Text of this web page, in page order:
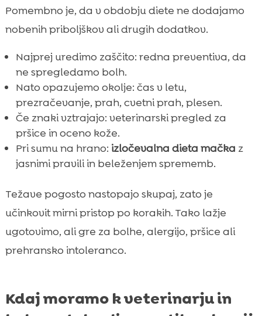
Pomembno je, da v obdobju diete ne dodajamo
nobenih priboljškov ali drugih dodatkov.
Najprej uredimo zaščito: redna preventiva, da
ne spregledamo bolh.
Nato opazujemo okolje: čas v letu,
prezračevanje, prah, cvetni prah, plesen.
Če znaki vztrajajo: veterinarski pregled za
pršice in oceno kože.
Pri sumu na hrano: izločevalna dieta mačka z
jasnimi pravili in beleženjem sprememb.
Težave pogosto nastopajo skupaj, zato je
učinkovit mirni pristop po korakih. Tako lažje
ugotovimo, ali gre za bolhe, alergijo, pršice ali
prehransko intoleranco.
Kdaj moramo k veterinarju in